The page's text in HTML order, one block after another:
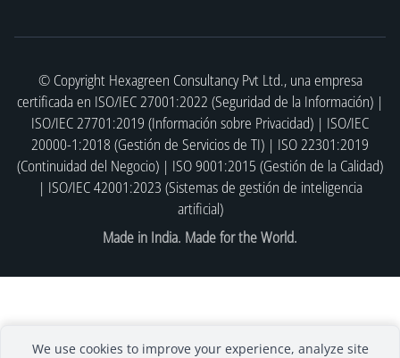
© Copyright Hexagreen Consultancy Pvt Ltd., una empresa
certificada en ISO/IEC 27001:2022 (Seguridad de la Información) |
ISO/IEC 27701:2019 (Información sobre Privacidad) | ISO/IEC
20000-1:2018 (Gestión de Servicios de TI) | ISO 22301:2019
(Continuidad del Negocio) | ISO 9001:2015 (Gestión de la Calidad)
| ISO/IEC 42001:2023 (Sistemas de gestión de inteligencia
artificial)
Made in India. Made for the World.
We use cookies to improve your experience, analyze site